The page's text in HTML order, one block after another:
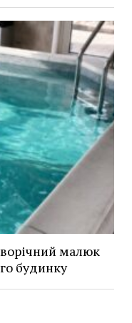
малюк
будинку